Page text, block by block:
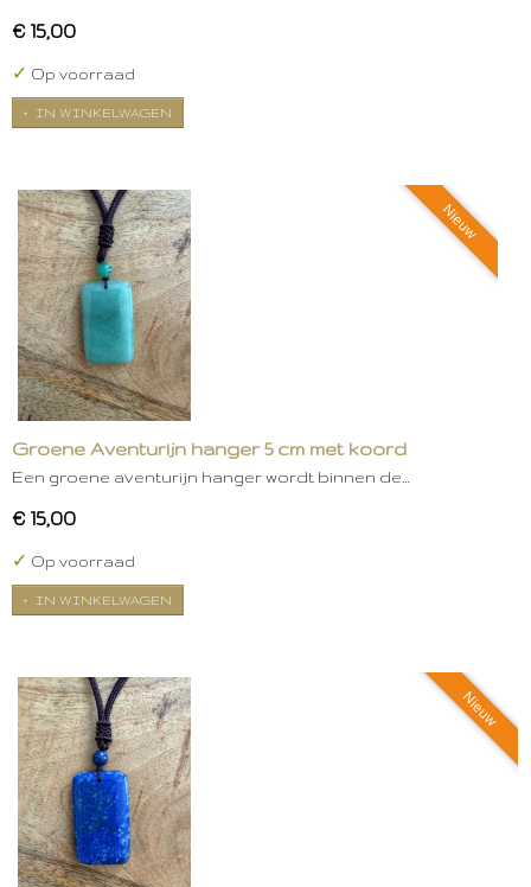
€ 15,00
✓ Op voorraad
IN WINKELWAGEN
Nieuw
Groene Aventurijn hanger 5 cm met koord
Een groene aventurijn hanger wordt binnen de…
€ 15,00
✓ Op voorraad
IN WINKELWAGEN
Nieuw